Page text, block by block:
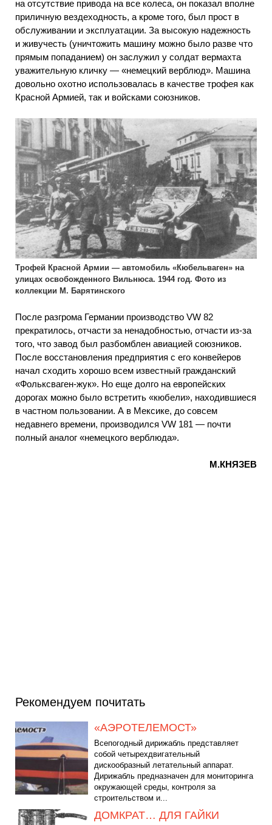
на отсутствие привода на все колеса, он показал вполне
приличную вездеходность, а кроме того, был прост в
обслуживании и эксплуатации. За высокую надежность
и живучесть (уничтожить машину можно было разве что
прямым попаданием) он заслужил у солдат вермахта
уважительную кличку — «немецкий верблюд». Машина
довольно охотно использовалась в качестве трофея как
Красной Армией, так и войсками союзников.
Трофей Красной Армии — автомобиль «Кюбельваген» на
улицах освобожденного Вильнюса. 1944 год. Фото из
коллекции М. Барятинского
После разгрома Германии производство VW 82
прекратилось, отчасти за ненадобностью, отчасти из-за
того, что завод был разбомблен авиацией союзников.
После восстановления предприятия с его конвейеров
начал сходить хорошо всем известный гражданский
«Фольксваген-жук». Но еще долго на европейских
дорогах можно было встретить «кюбели», находившиеся
в частном пользовании. А в Мексике, до совсем
недавнего времени, производился VW 181 — почти
полный аналог «немецкого верблюда».
М.КНЯЗЕВ
Рекомендуем почитать
«АЭРОТЕЛЕМОСТ»
Всепогодный дирижабль представляет
собой четырехдвигательный
дискообразный летательный аппарат.
Дирижабль предназначен для мониторинга
окружающей среды, контроля за
строительством и...
ДОМКРАТ… ДЛЯ ГАЙКИ